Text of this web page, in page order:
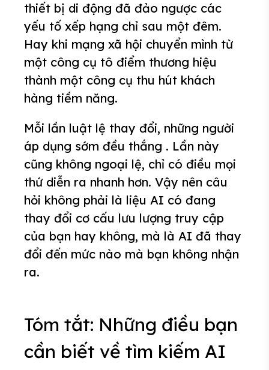
thiết bị di động đã đảo ngược các
yếu tố xếp hạng chỉ sau một đêm.
Hay khi mạng xã hội chuyển mình từ
một công cụ tô điểm thương hiệu
thành một công cụ thu hút khách
hàng tiềm năng.
Mỗi lần luật lệ thay đổi, những người
áp dụng sớm đều thắng . Lần này
cũng không ngoại lệ, chỉ có điều mọi
thứ diễn ra nhanh hơn. Vậy nên câu
hỏi không phải là liệu AI có đang
thay đổi cơ cấu lưu lượng truy cập
của bạn hay không, mà là AI đã thay
đổi đến mức nào mà bạn không nhận
ra.
Tóm tắt: Những điều bạn
cần biết về tìm kiếm AI